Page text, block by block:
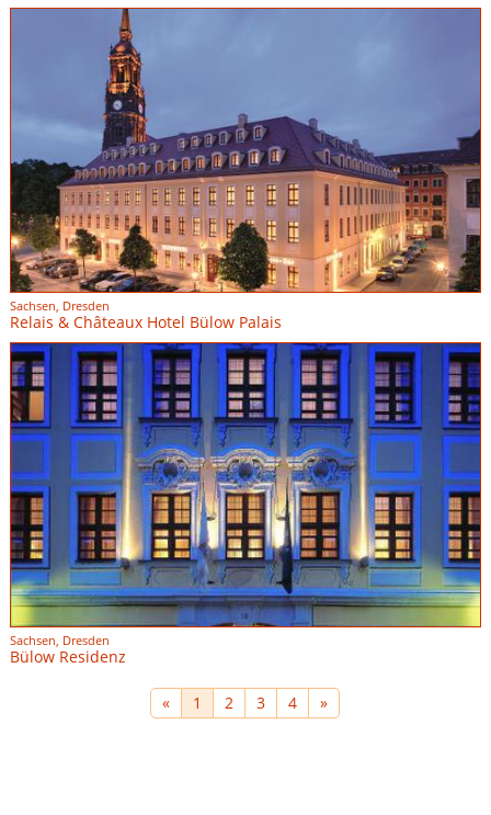
Sachsen, Dresden
Relais & Châteaux Hotel Bülow Palais
Sachsen, Dresden
Bülow Residenz
« 1 2 3 4 »